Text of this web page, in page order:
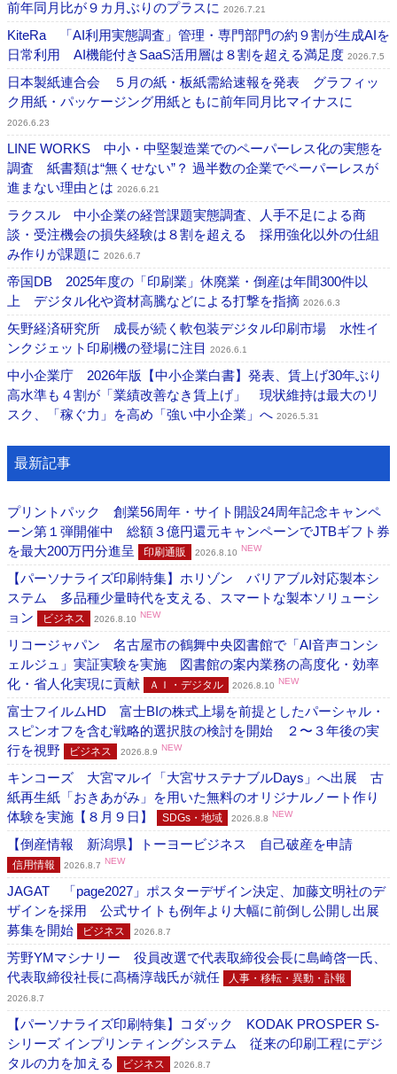
前年同月比が９カ月ぶりのプラスに 2026.7.21
KiteRa 「AI利用実態調査」管理・専門部門の約９割が生成AIを
日常利用 AI機能付きSaaS活用層は８割を超える満足度 2026.7.5
日本製紙連合会 ５月の紙・板紙需給速報を発表 グラフィッ
ク用紙・パッケージング用紙ともに前年同月比マイナスに
2026.6.23
LINE WORKS 中小・中堅製造業でのペーパーレス化の実態を
調査 紙書類は“無くせない”？ 過半数の企業でペーパーレスが
進まない理由とは 2026.6.21
ラクスル 中小企業の経営課題実態調査、人手不足による商
談・受注機会の損失経験は８割を超える 採用強化以外の仕組
み作りが課題に 2026.6.7
帝国DB 2025年度の「印刷業」休廃業・倒産は年間300件以
上 デジタル化や資材高騰などによる打撃を指摘 2026.6.3
矢野経済研究所 成長が続く軟包装デジタル印刷市場 水性イ
ンクジェット印刷機の登場に注目
2026.6.1
中小企業庁 2026年版【中小企業白書】発表、賃上げ30年ぶり
高水準も４割が「業績改善なき賃上げ」 現状維持は最大のリ
スク、「稼ぐ力」を高め「強い中小企業」へ 2026.5.31
最新記事
プリントパック 創業56周年・サイト開設24周年記念キャンペ
ーン第１弾開催中 総額３億円還元キャンペーンでJTBギフト券
を最大200万円分進呈
印刷通販 2026.8.10 NEW
【パーソナライズ印刷特集】ホリゾン バリアブル対応製本シ
ステム 多品種少量時代を支える、スマートな製本ソリューシ
ョン
ビジネス 2026.8.10 NEW
リコージャパン 名古屋市の鶴舞中央図書館で「AI音声コンシ
ェルジュ」実証実験を実施 図書館の案内業務の高度化・効率
化・省人化実現に貢献
ＡＩ・デジタル 2026.8.10 NEW
富士フイルムHD 富士BIの株式上場を前提としたパーシャル・
スピンオフを含む戦略的選択肢の検討を開始 ２〜３年後の実
行を視野
ビジネス 2026.8.9 NEW
キンコーズ 大宮マルイ「大宮サステナブルDays」へ出展 古
紙再生紙「おきあがみ」を用いた無料のオリジナルノート作り
体験を実施【８月９日】
SDGs・地域 2026.8.8 NEW
【倒産情報 新潟県】トーヨービジネス 自己破産を申請
信用情報 2026.8.7 NEW
JAGAT 「page2027」ポスターデザイン決定、加藤文明社のデ
ザインを採用 公式サイトも例年より大幅に前倒し公開し出展
募集を開始
ビジネス 2026.8.7
芳野YMマシナリー 役員改選で代表取締役会長に島崎啓一氏、
代表取締役社長に髙橋淳哉氏が就任
人事・移転・異動・訃報
2026.8.7
【パーソナライズ印刷特集】コダック KODAK PROSPER S-
シリーズ インプリンティングシステム 従来の印刷工程にデジ
タルの力を加える
ビジネス 2026.8.7